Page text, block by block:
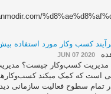
کسب وکار مورد استفاده بیش از ۱۰۰۰۰۰
JUN 07 2020
یک فرآیند